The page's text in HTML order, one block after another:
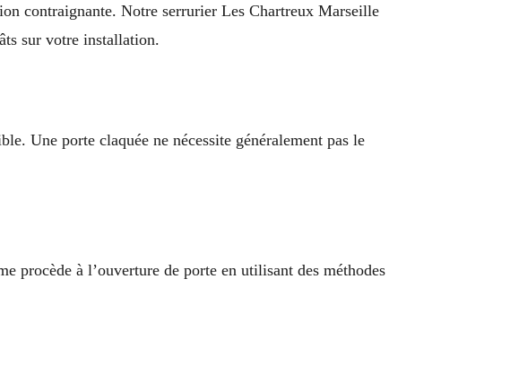
contraignante. Notre serrurier Les Chartreux Marseille
sur votre installation.
Une porte claquée ne nécessite généralement pas le
procède à l’ouverture de porte en utilisant des méthodes